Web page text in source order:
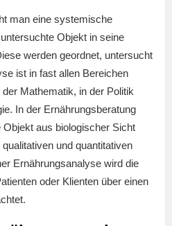
man eine systemische
Objekt in seine
werden geordnet, untersucht
ist in fast allen Bereichen
Mathematik, in der Politik
In der Ernährungsberatung
aus biologischer Sicht
und quantitativen
Ernährungsanalyse wird die
oder Klienten über einen